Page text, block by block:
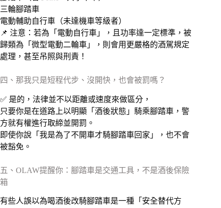
三輪腳踏車
電動輔助自行車（未達機車等級者）
📌 注意：若為「電動自行車」，且功率達一定標準，被
歸類為「微型電動二輪車」，則會用更嚴格的酒駕規定
處理，甚至吊照與刑責！
四、那我只是短程代步、沒開快，也會被罰嗎？
✅ 是的，法律並不以距離或速度來做區分，
只要你是在道路上以明顯「酒後狀態」騎乘腳踏車，警
方就有權進行取締並開罰。
即使你說「我是為了不開車才騎腳踏車回家」，也不會
被豁免。
五、OLAW提醒你：腳踏車是交通工具，不是酒後保險
箱
有些人誤以為喝酒後改騎腳踏車是一種「安全替代方